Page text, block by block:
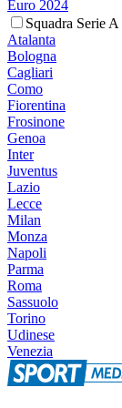
Euro 2024
Squadra Serie A
Atalanta
Bologna
Cagliari
Como
Fiorentina
Frosinone
Genoa
Inter
Juventus
Lazio
Lecce
Milan
Monza
Napoli
Parma
Roma
Sassuolo
Torino
Udinese
Venezia